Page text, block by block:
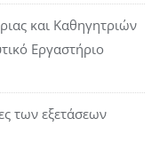
και Καθηγητριών
Εργαστήριο
των εξετάσεων